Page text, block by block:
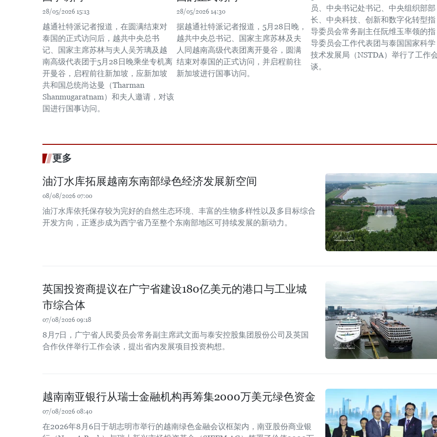
28/05/2026 15:13
越通社特派记者报道，在圆满结束对
泰国的正式访问后，越共中央总书
记、国家主席苏林与夫人吴芳璃及越
南高级代表团于5月28日晚乘坐专机离
开曼谷，启程前往新加坡，应新加坡
共和国总统尚达曼（Tharman
Shanmugaratnam）和夫人邀请，对该
国进行国事访问。
28/05/2026 14:30
据越通社特派记者报道，5月28日晚，
越共中央总书记、国家主席苏林及夫
人同越南高级代表团离开曼谷，圆满
结束对泰国的正式访问，并启程前往
新加坡进行国事访问。
员、中央书记处书记、中央组织部部
长、中央科技、创新和数字化转型指
导委员会常务副主任阮维玉率领的指
导委员会工作代表团与泰国国家科学
技术发展局（NSTDA）举行了工作
谈。
更多
油汀水库拓展越南东南部绿色经济发展新空间
08/08/2026 07:00
油汀水库依托保存较为完好的自然生态环境、丰富的生物多样性以及多目标综合
开发方向，正逐步成为西宁省乃至整个东南部地区可持续发展的新动力。
英国投资商提议在广宁省建设180亿美元的港口与工业城
市综合体
07/08/2026 09:18
8月7日，广宁省人民委员会常务副主席武文面与泰安控股集团股份公司及英国
合作伙伴举行工作会谈，提出省内发展项目投资构想。
越南南亚银行从瑞士金融机构再筹集2000万美元绿色资金
07/08/2026 08:40
在2026年8月6日于胡志明市举行的越南绿色金融会议框架内，南亚股份商业银